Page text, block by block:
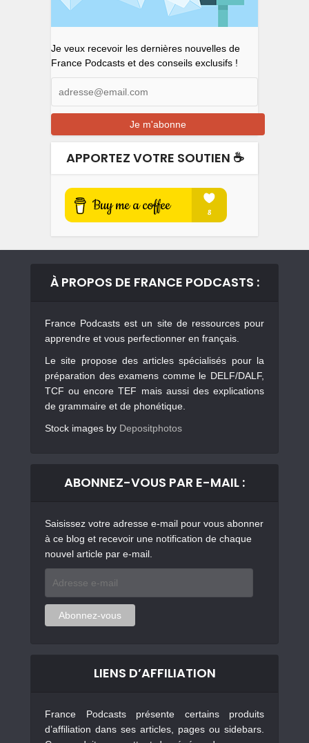
Je veux recevoir les dernières nouvelles de
France Podcasts et des conseils exclusifs !
APPORTEZ VOTRE SOUTIEN ☕️
À PROPOS DE FRANCE PODCASTS :
France Podcasts est un site de ressources pour
apprendre et vous perfectionner en français.
Le site propose des articles spécialisés pour la
préparation des examens comme le DELF/DALF,
TCF ou encore TEF mais aussi des explications
de grammaire et de phonétique.
Stock images by Depositphotos
ABONNEZ-VOUS PAR E-MAIL :
Saisissez votre adresse e-mail pour vous abonner
à ce blog et recevoir une notification de chaque
nouvel article par e-mail.
mail
Abonnez-vous
LIENS D’AFFILIATION
France Podcasts présente certains produits
d’affiliation dans ses articles, pages ou sidebars.